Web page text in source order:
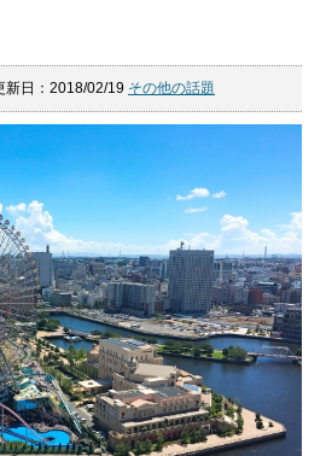
新日：2018/02/19 その他の話題